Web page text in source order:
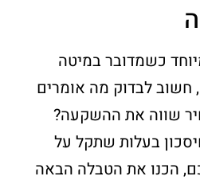
כשמדובר במיטה
חשוב לבדוק מה אומרים
שווה את ההשקעה?
בעלות שתקל על
הכנו את הטבלה הבאה